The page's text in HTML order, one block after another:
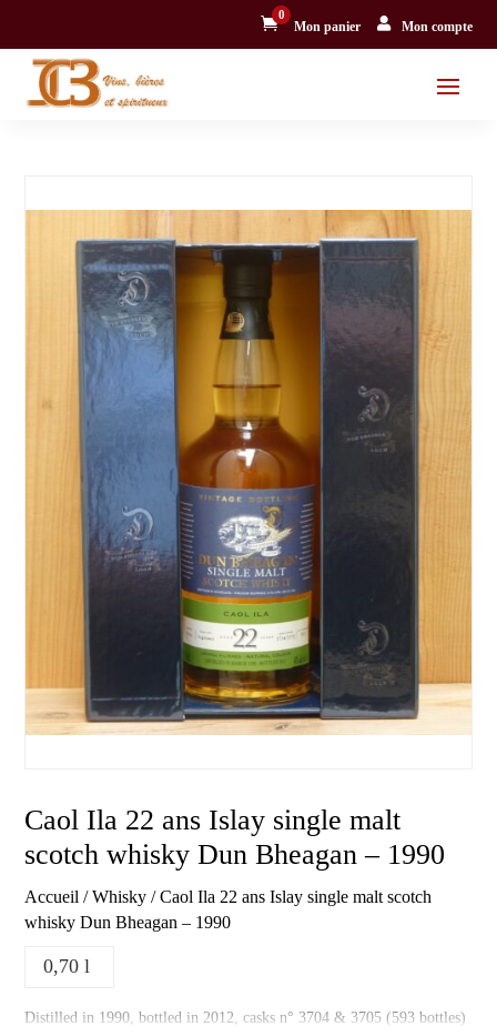

0
Mon panier  Mon compte
Caol Ila 22 ans Islay single malt
scotch whisky Dun Bheagan – 1990
Accueil /Whisky / Caol Ila 22 ans Islay single malt scotch
whisky Dun Bheagan – 1990
0,70 l
Distilled in 1990, bottled in 2012, casks n° 3704 & 3705 (593 bottles)